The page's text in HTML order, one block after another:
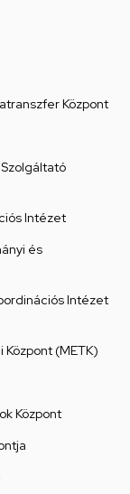
Központ
Intézet
és
Intézet
(METK)
Központ